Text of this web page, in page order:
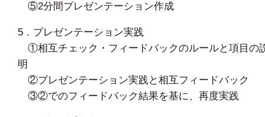
⑤2分間プレゼンテーション作成
5．プレゼンテーション実践
①相互チェック・フィードバックのルールと項目の
明
②プレゼンテーション実践と相互フィードバック
③②でのフィードバック結果を基に、再度実践